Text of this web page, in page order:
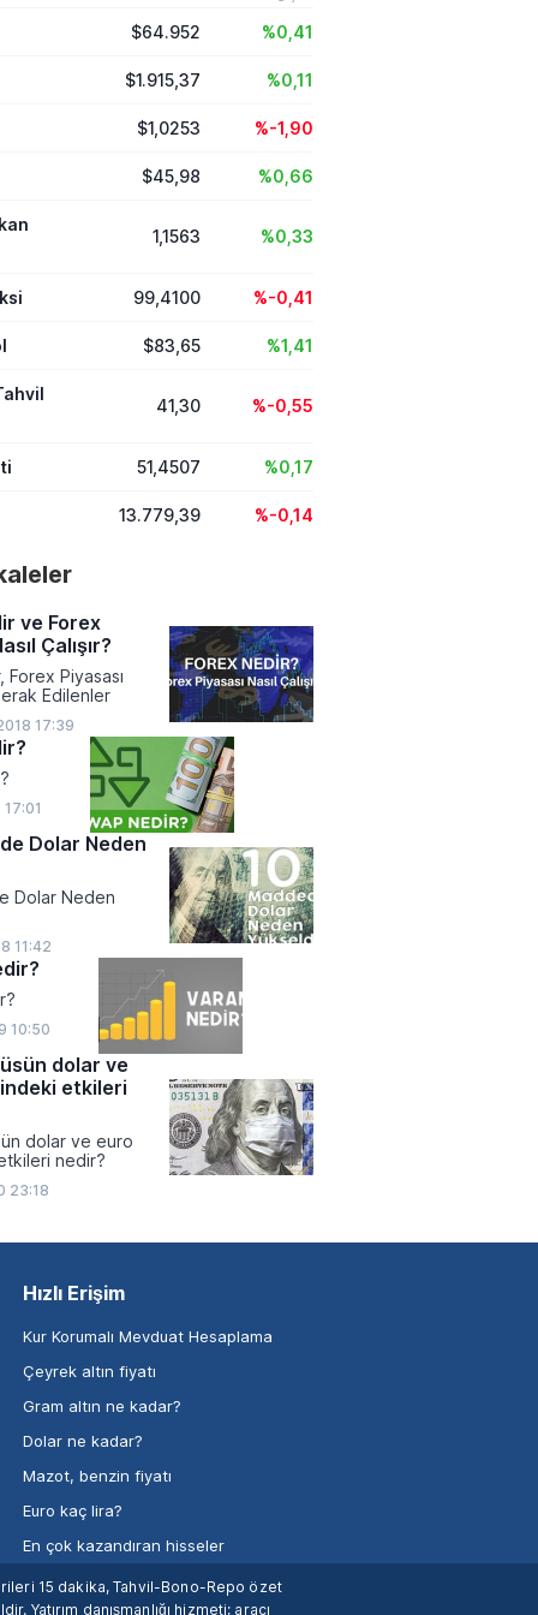
imzalayabileceği
kayıt altına
$64.952 %0,41
$1.915,37 %0,11
$1,0253 %-1,90
$45,98 %0,66
1,1563 %0,33
99,4100 %-0,41
$83,65 %1,41
41,30 %-0,55
51,4507 %0,17
13.779,39 %-0,14
ve Forex
Çalışır?
Forex Piyasası
Edilenler
17:39
Dolar Neden
Dolar Neden
11:42
10:50
dolar ve
etkileri
dolar ve euro
nedir?
23:18
Hızlı Erişim
Kur Korumalı Mevduat Hesaplama
Çeyrek altın fiyatı
Gram altın ne kadar?
Dolar ne kadar?
Mazot, benzin fiyatı
Euro kaç lira?
En çok kazandıran hisseler
15 dakika, Tahvil-Bono-Repo özet
Yatırım danışmanlığı hizmeti; aracı